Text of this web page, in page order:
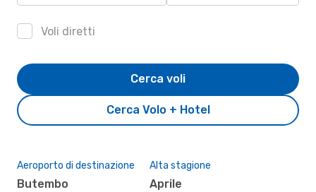
Voli diretti
Cerca Volo + Hotel
Cerca voli
Aeroporto di destinazione
Butembo
Alta stagione
aprile